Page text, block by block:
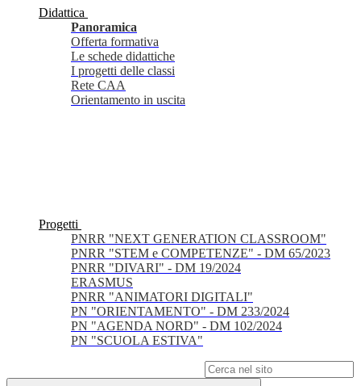
Didattica
Panoramica
Offerta formativa
Le schede didattiche
I progetti delle classi
Rete CAA
Orientamento in uscita
Progetti
PNRR "NEXT GENERATION CLASSROOM"
PNRR "STEM e COMPETENZE" - DM 65/2023
PNRR "DIVARI" - DM 19/2024
ERASMUS
PNRR "ANIMATORI DIGITALI"
PN "ORIENTAMENTO" - DM 233/2024
PN "AGENDA NORD" - DM 102/2024
PN "SCUOLA ESTIVA"